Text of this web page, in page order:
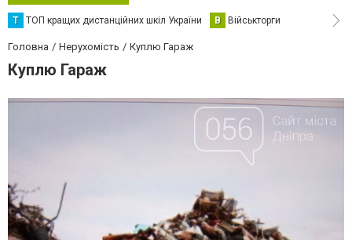
Т ТОП кращих дистанційних шкіл України В Військторги
Головна Нерухомість Куплю Гараж
Куплю Гараж